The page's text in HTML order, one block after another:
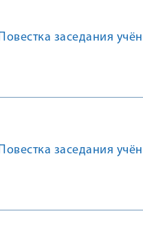
заседания
заседания